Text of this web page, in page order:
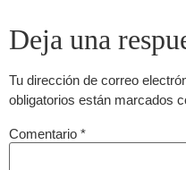
Deja una
Tu dirección de correo
obligatorios están marcados
Comentario *